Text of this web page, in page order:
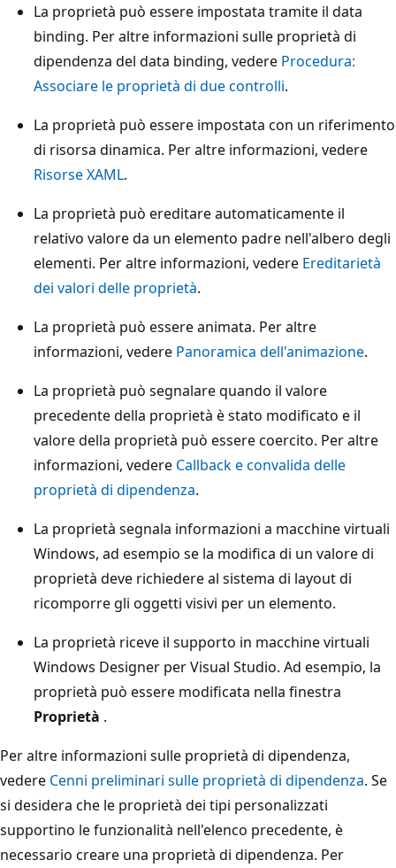
La proprietà può essere impostata tramite il data
binding. Per altre informazioni sulle proprietà di
dipendenza del data binding, vedere Procedura:
Associare le proprietà di due controlli.
La proprietà può essere impostata con un riferimento
di risorsa dinamica. Per altre informazioni, vedere
Risorse XAML.
La proprietà può ereditare automaticamente il
relativo valore da un elemento padre nell'albero degli
elementi. Per altre informazioni, vedere Ereditarietà
dei valori delle proprietà.
La proprietà può essere animata. Per altre
informazioni, vedere Panoramica dell'animazione.
La proprietà può segnalare quando il valore
precedente della proprietà è stato modificato e il
valore della proprietà può essere coercito. Per altre
informazioni, vedere Callback e convalida delle
proprietà di dipendenza.
La proprietà segnala informazioni a macchine virtuali
Windows, ad esempio se la modifica di un valore di
proprietà deve richiedere al sistema di layout di
ricomporre gli oggetti visivi per un elemento.
La proprietà riceve il supporto in macchine virtuali
Windows Designer per Visual Studio. Ad esempio, la
proprietà può essere modificata nella finestra
Proprietà .
Per altre informazioni sulle proprietà di dipendenza,
vedere Cenni preliminari sulle proprietà di dipendenza. Se
si desidera che le proprietà dei tipi personalizzati
supportino le funzionalità nell'elenco precedente, è
necessario creare una proprietà di dipendenza. Per